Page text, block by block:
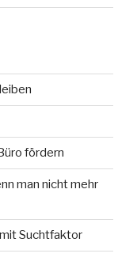
fördern
man nicht mehr
Suchtfaktor